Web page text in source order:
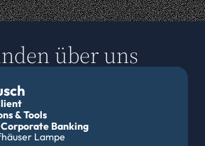
über uns
& Tools
Banking
Lampe